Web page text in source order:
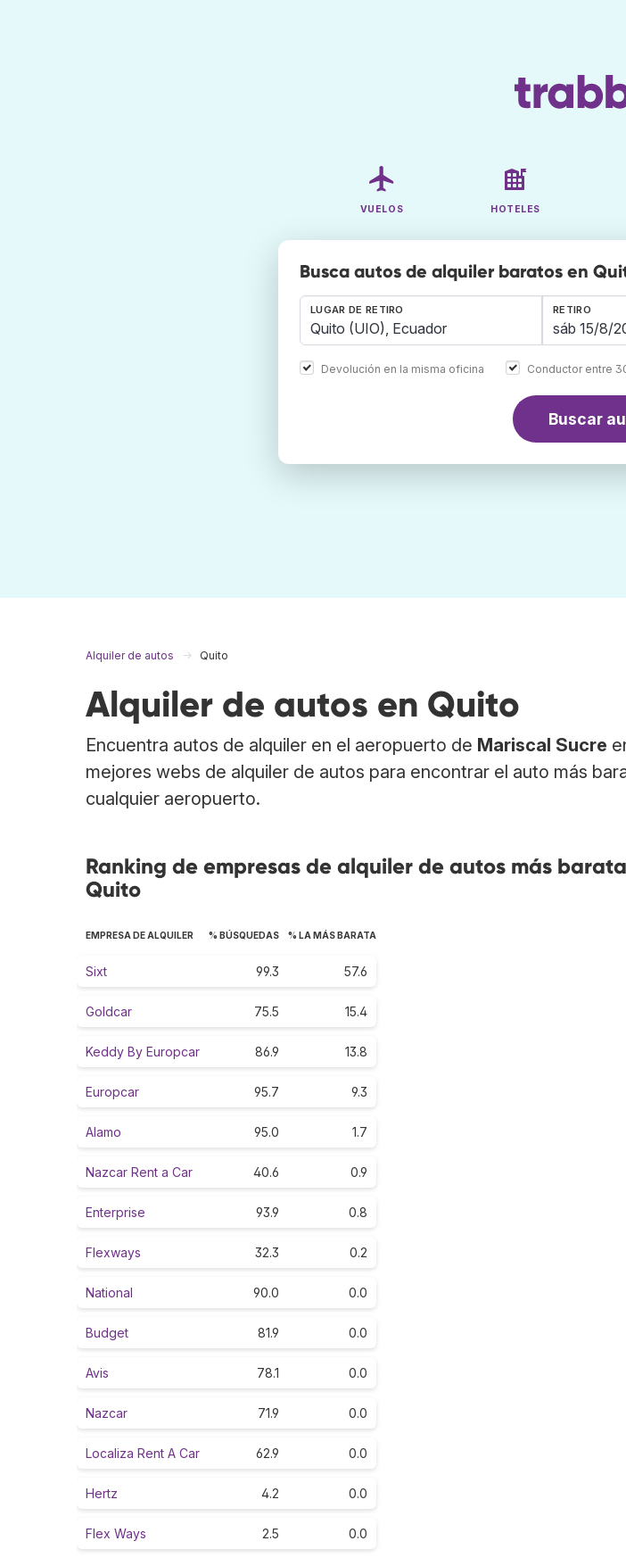
VUELOS HOTELES
Busca autos de alquiler baratos en
LUGAR DE RETIRO RETIRO
Devolución en la misma oficina Conductor entre
Buscar
Alquiler de autos Quito
Alquiler de autos en Quito
Encuentra autos de alquiler en el aeropuerto de Mariscal Sucre
mejores webs de alquiler de autos para encontrar el auto más
cualquier aeropuerto.
Ranking de empresas de alquiler de autos más
Quito
EMPRESA DE ALQUILER % BÚSQUEDAS % LA MÁS BARATA
Sixt 99.3 57.6
Goldcar 75.5 15.4
Keddy By Europcar 86.9 13.8
Europcar 95.7 9.3
Alamo 95.0 1.7
Nazcar Rent a Car 40.6 0.9
Enterprise 93.9 0.8
Flexways 32.3 0.2
National 90.0 0.0
Budget 81.9 0.0
Avis 78.1 0.0
Nazcar 71.9 0.0
Localiza Rent A Car 62.9 0.0
Hertz 4.2 0.0
Flex Ways 2.5 0.0